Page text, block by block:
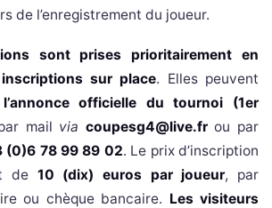
de l’enregistrement du joueur.
sont prises prioritairement en
sur place. Elles peuvent
officielle du tournoi (1er
mail via coupesg4@live.frou par
(0)6 78 99 89 02. Le prix d’inscription
de 10 (dix) euros par joueur, par
ou chèque bancaire. Les visiteurs